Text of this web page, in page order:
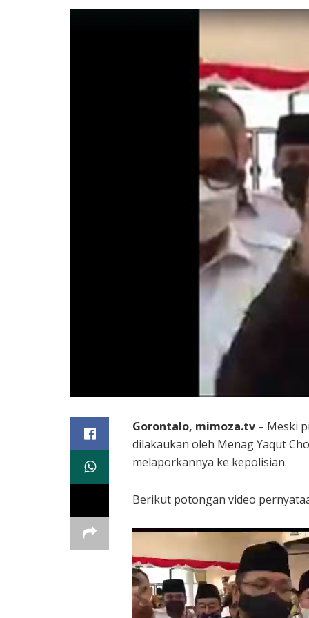
Gorontalo, mimoza.tv – Meski
dilakaukan oleh Menag Yaqut
melaporkannya ke kepolisian.
Berikut potongan video